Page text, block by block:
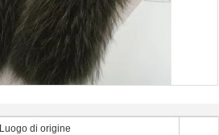
Luogo di origine